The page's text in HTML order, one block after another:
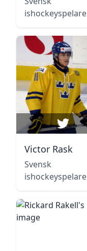
ishockeyspelare
Victor Rask
Svensk
ishockeyspelare